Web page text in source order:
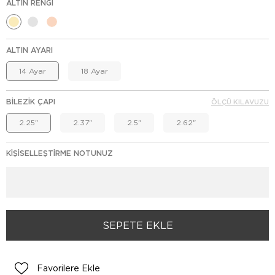
ALTIN RENGI
ALTIN AYARI
14 Ayar 18 Ayar
BILEZIK ÇAPI
2.25" 2.37" 2.5" 2.62"
ÖLÇÜ KILAVUZU
KIŞISELLEŞTIRME NOTUNUZ
Favorilere Ekle